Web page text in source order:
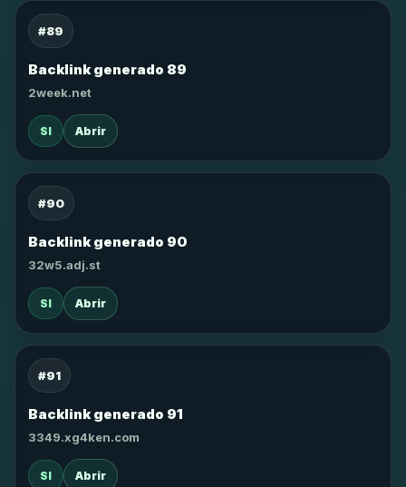
#89
Backlink generado 89
2week.net
SI Abrir
#90
Backlink generado 90
32w5.adj.st
SI Abrir
#91
Backlink generado 91
3349.xg4ken.com
SI Abrir